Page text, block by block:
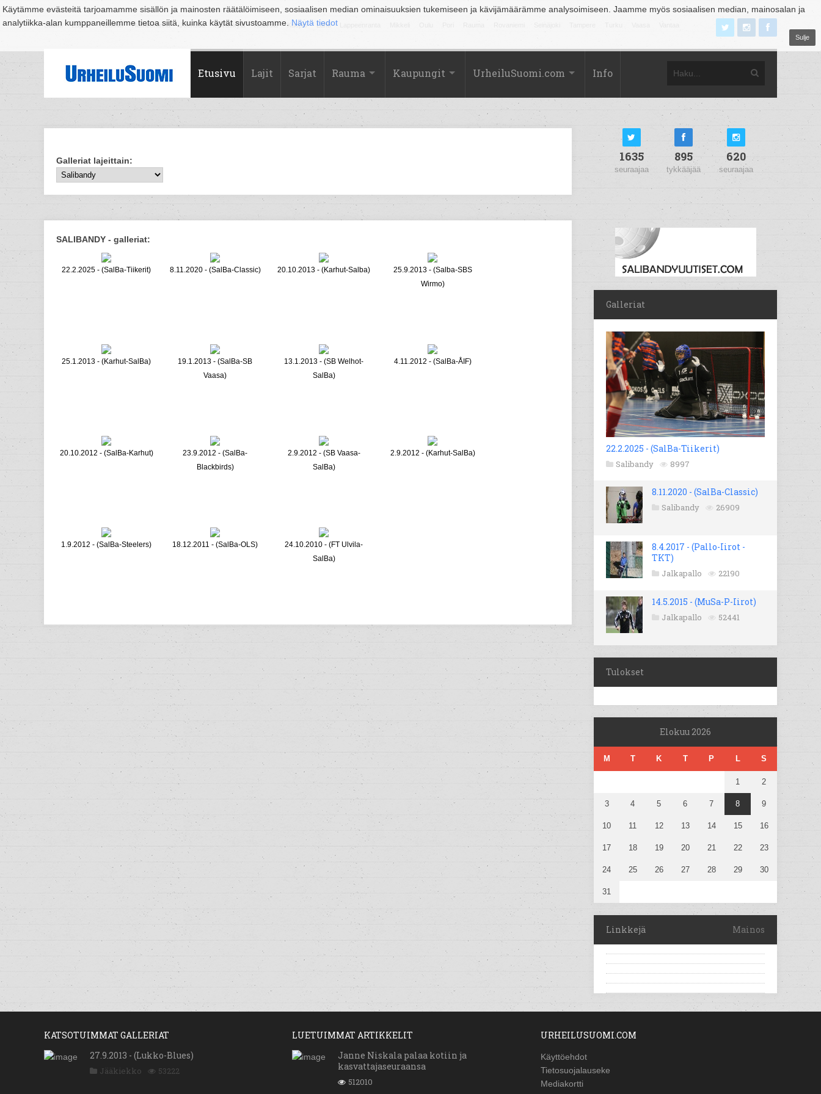
Käytämme evästeitä tarjoamamme sisällön ja mainosten räätälöimiseen, sosiaalisen median ominaisuuksien tukemiseen ja kävijämäärämme analysoimiseen. Jaamme myös sosiaalisen median, mainosalan ja
analytiikka-alan kumppaneillemme tietoa siitä, kuinka käytät sivustoamme. Näytä tiedot
Sulje
Suomi Espoo Helsinki Hämeenlinna Joensuu Jyväskylä Kouvola Kuopio Lahti
Etusivu Lajit Sarjat Rauma Kaupungit UrheiluSuomi.com Info
Galleriat lajeittain:
SALIBANDY - galleriat:
22.2.2025 - (SalBa-Tiikerit) 8.11.2020 - (SalBa-Classic) 20.10.2013 - (Karhut-Salba)
25.9.2013 - (Salba-SBS
Wirmo)
25.1.2013 - (Karhut-SalBa)
19.1.2013 - (SalBa-SB
Vaasa)
13.1.2013 - (SB Welhot-
SalBa)
4.11.2012 - (SalBa-ÅIF)
20.10.2012 - (SalBa-Karhut)
23.9.2012 - (SalBa-
Blackbirds)
2.9.2012 - (SB Vaasa-
SalBa)
2.9.2012 - (Karhut-SalBa)
1.9.2012 - (SalBa-Steelers) 18.12.2011 - (SalBa-OLS)
24.10.2010 - (FT Ulvila-
SalBa)
1635
seuraajaa
895
tykkääjää
620
seuraajaa
Galleriat
22.2.2025 - (SalBa-Tiikerit)
Salibandy 8997
8.11.2020 - (SalBa-Classic)
Salibandy 26909
8.4.2017 - (Pallo-Iirot -
TKT)
Jalkapallo 22190
14.5.2015 - (MuSa-P-Iirot)
Jalkapallo 52441
Tulokset
Elokuu 2026
M T K T P L S
1 2
3 4 5 6 7 8 9
10 11 12 13 14 15 16
17 18 19 20 21 22 23
24 25 26 27 28 29 30
31
Linkkejä Mainos
KATSOTUIMMAT GALLERIAT
27.9.2013 - (Lukko-Blues)
Jääkiekko 53222
LUETUIMMAT ARTIKKELIT
Janne Niskala palaa kotiin ja
kasvattajaseuraansa
512010
URHEILUSUOMI.COM
Käyttöehdot
Tietosuojalauseke
Mediakortti